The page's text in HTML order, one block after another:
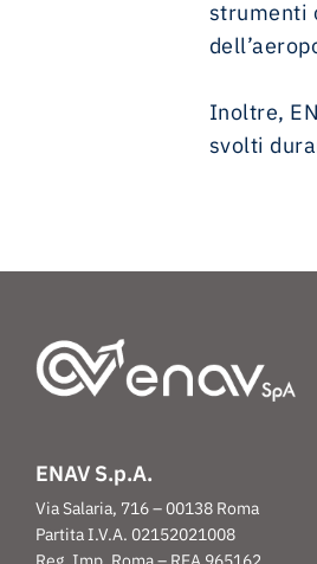
strumenti
Inoltre,
svolti
ENAV S.p.A.
Via Salaria, 716 – 00138 Roma
Partita I.V.A. 02152021008